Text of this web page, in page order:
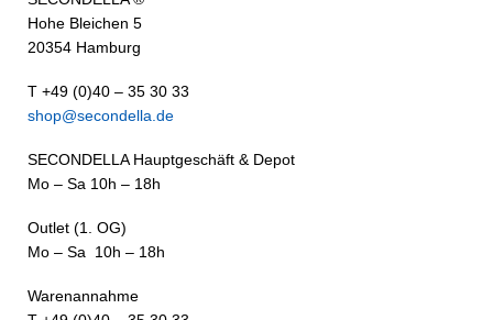
Hohe Bleichen 5
20354 Hamburg
T +49 (0)40 – 35 30 33
shop@secondella.de
SECONDELLA Hauptgeschäft & Depot
Mo – Sa 10h – 18h
Outlet (1. OG)
Mo – Sa 10h – 18h
Warenannahme